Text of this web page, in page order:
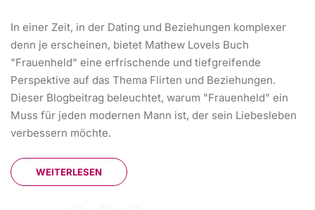
In einer Zeit, in der Dating und Beziehungen komplexer
denn je erscheinen, bietet Mathew Lovels Buch
"Frauenheld" eine erfrischende und tiefgreifende
Perspektive auf das Thema Flirten und Beziehungen.
Dieser Blogbeitrag beleuchtet, warum "Frauenheld" ein
Muss für jeden modernen Mann ist, der sein Liebesleben
verbessern möchte.
WEITERLESEN